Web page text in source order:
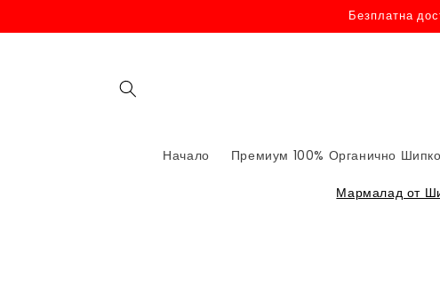
съдържанието
Безплатна
Начало Премиум 100% Органично
Мармалад от